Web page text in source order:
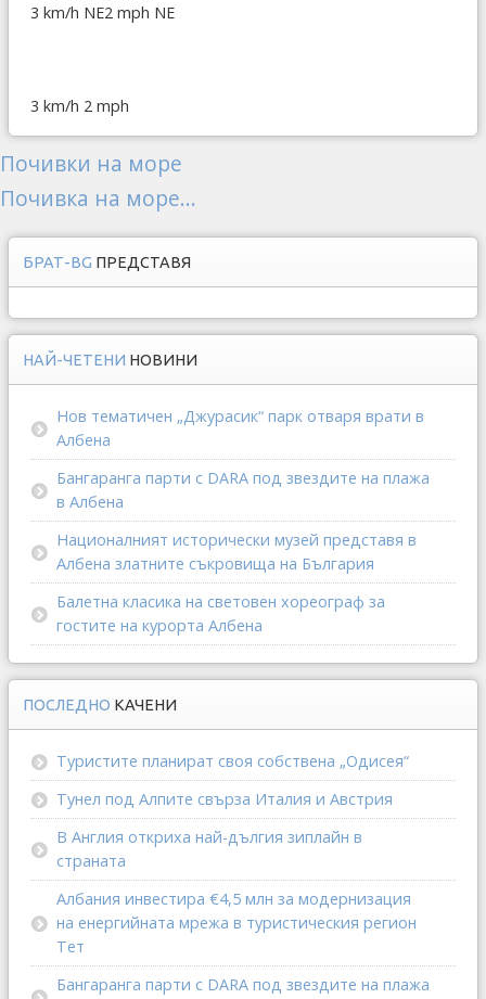
3 km/h NE2 mph NE
3 km/h 2 mph
Почивки на море
Почивка на море...
БРАТ-BG ПРЕДСТАВЯ
НАЙ-ЧЕТЕНИ НОВИНИ
Нов тематичен „Джурасик“ парк отваря врати в
Албена
Бангаранга парти с DARA под звездите на плажа
в Албена
Националният исторически музей представя в
Албена златните съкровища на България
Балетна класика на световен хореограф за
гостите на курорта Албена
ПОСЛЕДНО КАЧЕНИ
Туристите планират своя собствена „Одисея“
Тунел под Алпите свърза Италия и Австрия
В Англия откриха най-дългия зиплайн в
страната
Албания инвестира €4,5 млн за модернизация
на енергийната мрежа в туристическия регион
Тет
Бангаранга парти с DARA под звездите на плажа